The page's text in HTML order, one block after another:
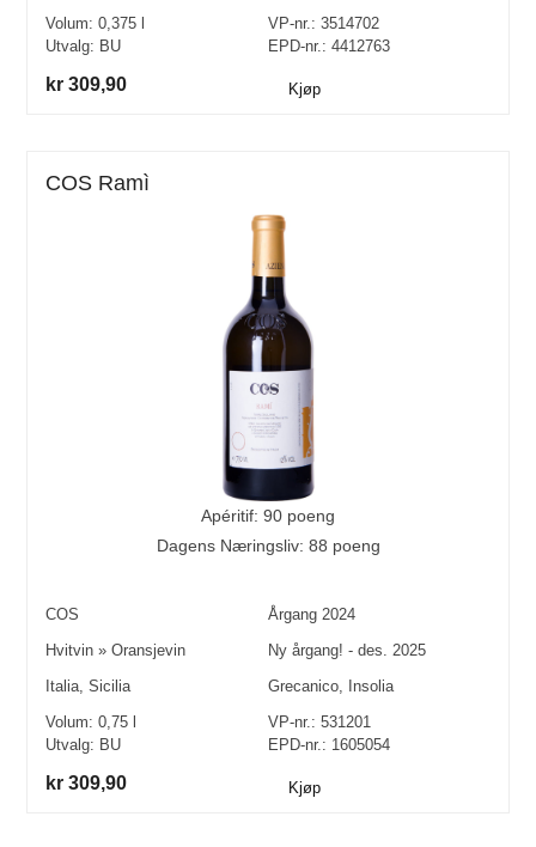
Volum:0,375
Utvalg: BU
VP-nr.: 3514702
EPD-nr.: 4412763
kr 309,90 Kjøp
COS Ramì
Apéritif: 90 poeng
Dagens Næringsliv: 88 poeng
COS Årgang 2024
Hvitvin »Oransjevin
Ny årgang! - des. 2025
Italia ,Sicilia Grecanico
Insolia
Volum:0,75
Utvalg: BU
VP-nr.: 531201
EPD-nr.: 1605054
kr 309,90 Kjøp